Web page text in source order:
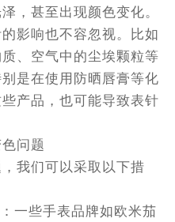
，甚至出现颜色变化。
响也不容忽视。比如
、空气中的尘埃颗粒等
是在使用防晒唇膏等化
产品，也可能导致表针
问题
我们可以采取以下措
些手表品牌如欧米茄